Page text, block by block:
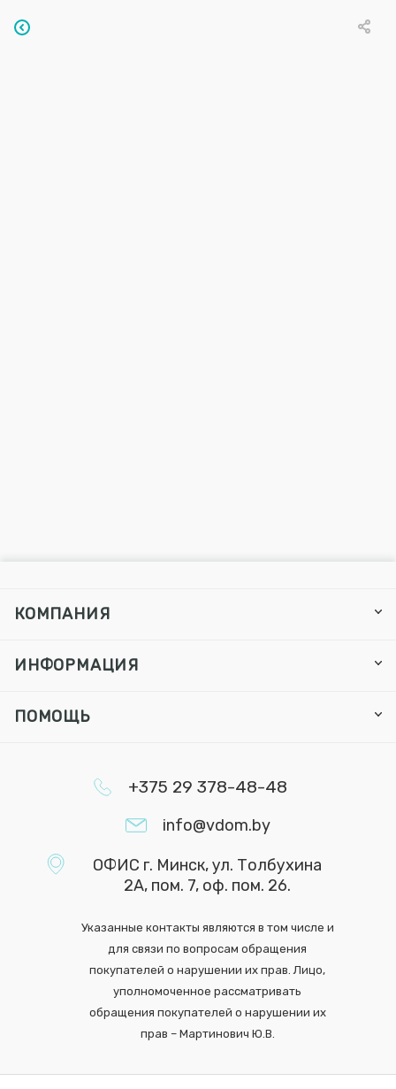
КОМПАНИЯ
ИНФОРМАЦИЯ
ПОМОЩЬ
+375 29 378-48-48
info@vdom.by
ОФИС г. Минск, ул. Толбухина
2А, пом. 7, оф. пом. 26.
Указанные контакты являются в том числе и
для связи по вопросам обращения
покупателей о нарушении их прав. Лицо,
уполномоченное рассматривать
обращения покупателей о нарушении их
прав – Мартинович Ю.В.